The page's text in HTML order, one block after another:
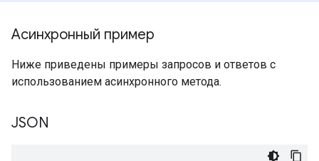
Асинхронный пример
Ниже приведены примеры запросов и ответов с
использованием асинхронного метода.
JSON